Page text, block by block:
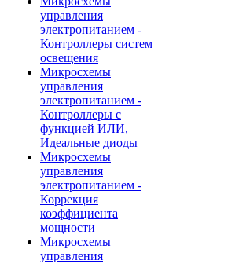
управления
электропитанием -
Контроллеры систем
освещения
Микросхемы
управления
электропитанием -
Контроллеры с
функцией ИЛИ,
Идеальные диоды
Микросхемы
управления
электропитанием -
Коррекция
коэффициента
мощности
Микросхемы
управления